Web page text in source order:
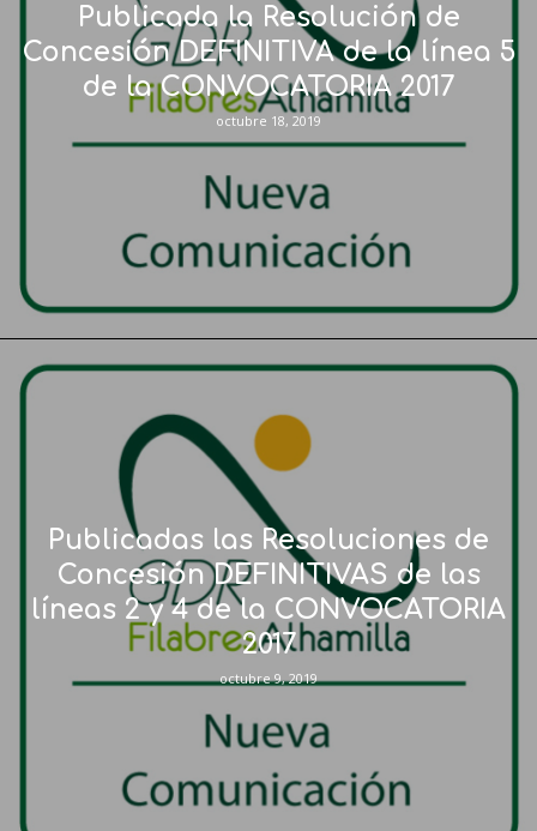
Publicada la Resolución de
Concesión DEFINITIVA de la línea 5
de la CONVOCATORIA 2017
octubre 18, 2019
Publicadas las Resoluciones de
Concesión DEFINITIVAS de las
líneas 2 y 4 de la CONVOCATORIA
2017
octubre 9, 2019